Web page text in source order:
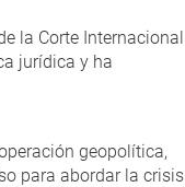
la Corte Internacional
jurídica y ha
geopolítica,
para abordar la crisis